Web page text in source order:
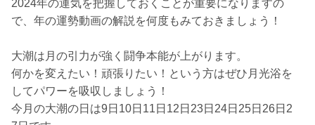
2024年の運気を把握しておくことが重要になりますの
で、年の運勢動画の解説を何度もみておきましょう！
大潮は月の引力が強く闘争本能が上がります。
何かを変えたい！頑張りたい！という方はぜひ月光浴を
してパワーを吸収しましょう！
今月の大潮の日は9日10日11日12日23日24日25日26日2